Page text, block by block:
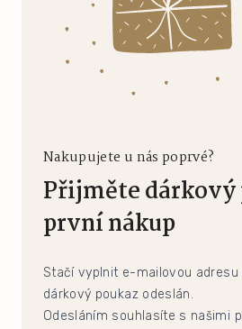
Nakupujete u nás poprvé?
Přijměte dárkový
první nákup
Stačí vyplnit e-mailovou
dárkový poukaz odeslán.
Odesláním souhlasíte s našimi